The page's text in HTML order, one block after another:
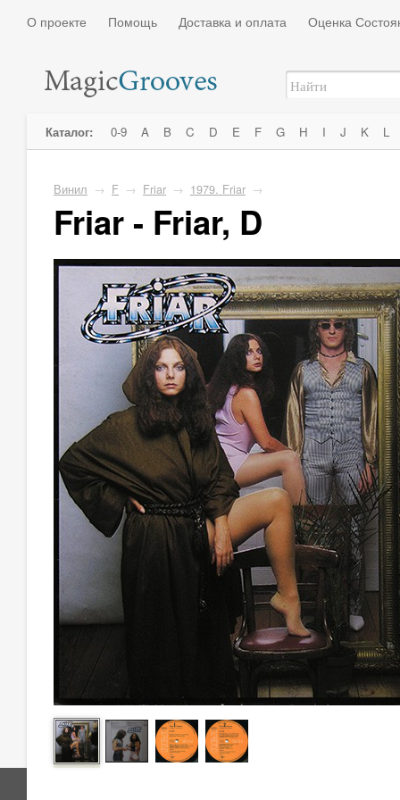
О проекте Помощь Доставка и оплата Оценка
Каталог: 0-9 A B C D E F G H I J K L
Винил → F → Friar → 1979. Friar →
Friar - Friar, D